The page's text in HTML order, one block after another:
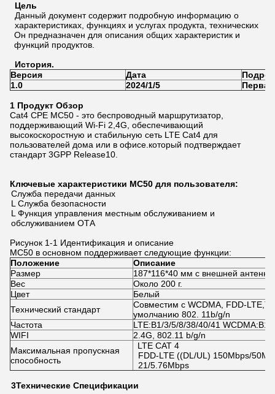
Цель
Данный документ содержит подробную информацию о
характеристиках, функциях и услугах продукта, технических
Он предназначен для описания общих характеристик и
функций продуктов.
История.
Версия
Дата
1.0
2024/1/5
1 Продукт Обзор
Cat4 CPE MC50 - это беспроводный маршрутизатор,
поддерживающий Wi-Fi 2,4G, обеспечивающий
высокоскоростную и стабильную сеть LTE Cat4 для
пользователей дома или в офисе.который подтверждает
стандарт 3GPP Release10.
Ключевые характеристики MC50 для пользователя:
Служба передачи данных
L Служба безопасности
L Функция управления местным обслуживанием и
обслуживанием ОТА
Рисунок 1-1 Идентификация и описание
MC50 в основном поддерживает следующие функции:
Положение
Описание
Размер
187*116*40 мм с внешней
Вес
Около 200 г.
Цвет
Белый
Технический стандарт
Совместим с WCDMA, FDD-
умолчанию 802. 11b/g/n
Частота
LTE:B1/3/5/8/38/40/41 WCDMA:B1/
WIFI
2.4G, 802.11 b/g/n
Максимальная пропускная
способность
LTE CAT 4
FDD-LTE ((DL/UL) 150Mbps/
21/5.76Mbps
3Технические Спецификации